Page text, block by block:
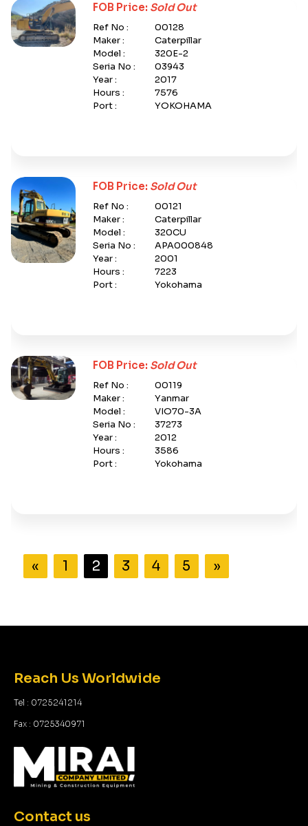
FOB Price: Sold Out
Ref No :
00128
Maker :
Caterpillar
Model :
320E-2
Seria No :
03943
Year :
2017
Hours :
7576
Port :
YOKOHAMA
FOB Price: Sold Out
Ref No :
00121
Maker :
Caterpillar
Model :
320CU
Seria No :
APA000848
Year :
2001
Hours :
7223
Port :
Yokohama
FOB Price: Sold Out
Ref No :
00119
Maker :
Yanmar
Model :
VIO70-3A
Seria No :
37273
Year :
2012
Hours :
3586
Port :
Yokohama
« 1 2 3 4 5 »
Reach Us Worldwide
Tel : 0725241214
Fax : 0725340971
Contact us